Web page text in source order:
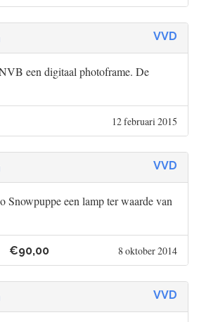
VVD
een digitaal photoframe. De
12 februari 2015
VVD
Snowpuppe een lamp ter waarde van
€90,00 8 oktober 2014
VVD